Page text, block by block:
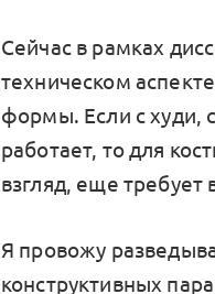
Сейчас в рамках
техническом
формы. Если с худи,
работает, то для
взгляд, еще требует
Я провожу
конструктивных